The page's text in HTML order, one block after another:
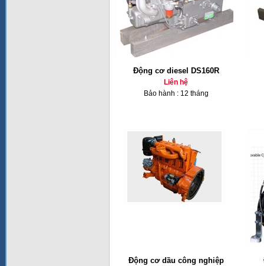
Động cơ diesel DS160R
Liên hệ
Bảo hành : 12 tháng
Động cơ dầu công nghiệp